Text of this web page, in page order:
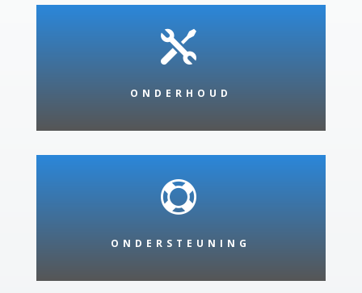

ONDERHOUD

ONDERSTEUNING